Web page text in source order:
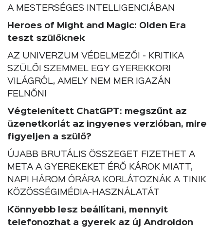
A MESTERSÉGES INTELLIGENCIÁBAN
Heroes of Might and Magic: Olden Era
teszt szülőknek
AZ UNIVERZUM VÉDELMEZŐI - KRITIKA
SZÜLŐI SZEMMEL EGY GYEREKKORI
VILÁGRÓL, AMELY NEM MER IGAZÁN
FELNŐNI
Végtelenített ChatGPT: megszűnt az
üzenetkorlát az ingyenes verzióban, mire
figyeljen a szülő?
ÚJABB BRUTÁLIS ÖSSZEGET FIZETHET A
META A GYEREKEKET ÉRŐ KÁROK MIATT,
NAPI HÁROM ÓRÁRA KORLÁTOZNÁK A TINIK
KÖZÖSSÉGIMÉDIA-HASZNÁLATÁT
Könnyebb lesz beállítani, mennyit
telefonozhat a gyerek az új Androidon